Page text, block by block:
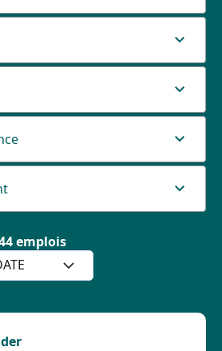
emplois